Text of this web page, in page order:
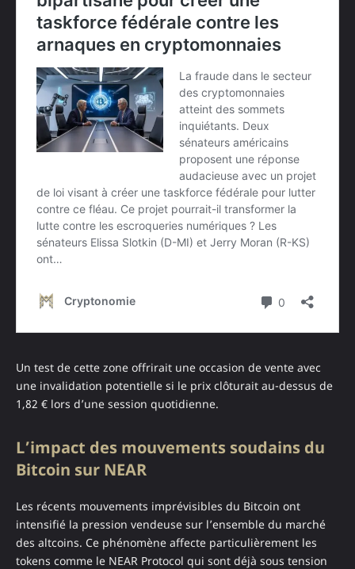
Un test de cette zone offrirait une occasion de vente avec
une invalidation potentielle si le prix clôturait au-dessus de
1,82 € lors d’une session quotidienne.
L’impact des mouvements soudains du
Bitcoin sur NEAR
Les récents mouvements imprévisibles du Bitcoin ont
intensifié la pression vendeuse sur l’ensemble du marché
des altcoins. Ce phénomène affecte particulièrement les
tokens comme le NEAR Protocol qui sont déjà sous tension